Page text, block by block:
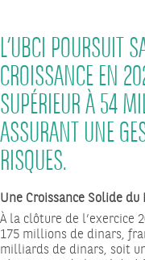
L’UBCI POURSUIT
CROISSANCE EN
SUPÉRIEUR À 54
ASSURANT UNE
RISQUES.
Une Croissance Solide du
À la clôture de l’exercice
175 millions de dinars,
milliards de dinars, soit